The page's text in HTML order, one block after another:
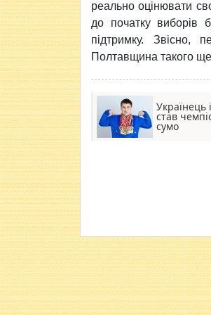
реально оцінювати
до початку виборів
підтримку. Звісно,
Полтавщина такого
Українець
став
сумо